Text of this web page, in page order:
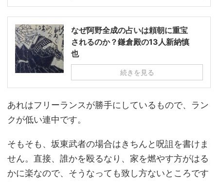
なぜ阿野全成の占いは頼朝に重宝
されるのか？鎌倉殿の13人新納慎
也
続きを見る
あれはフリーランスが勝手にしているもので、ラン
クが低い連中です。
そもそも、坂東武者の場合はきちんと呪詛を書けま
せん。直接、誰かを殴るなり、家を燃やす方がはる
かに楽なので、そうなっても致し方ないところです